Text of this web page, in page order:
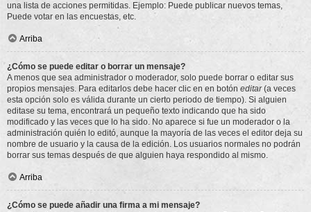
una lista de acciones permitidas. Ejemplo: Puede publicar nuevos temas,
Puede votar en las encuestas, etc.
Arriba
¿Cómo se puede editar o borrar un mensaje?
A menos que sea administrador o moderador, solo puede borrar o editar sus
propios mensajes. Para editarlos debe hacer clic en en botón editar(a veces
esta opción solo es válida durante un cierto periodo de tiempo). Si alguien
editase su tema, encontrará un pequeño texto indicando que ha sido
modificado y las veces que lo ha sido. No aparece si fue un moderador o la
administración quién lo editó, aunque la mayoría de las veces el editor deja su
nombre de usuario y la causa de la edición. Los usuarios normales no podrán
borrar sus temas después de que alguien haya respondido al mismo.
Arriba
¿Cómo se puede añadir una firma a mi mensaje?